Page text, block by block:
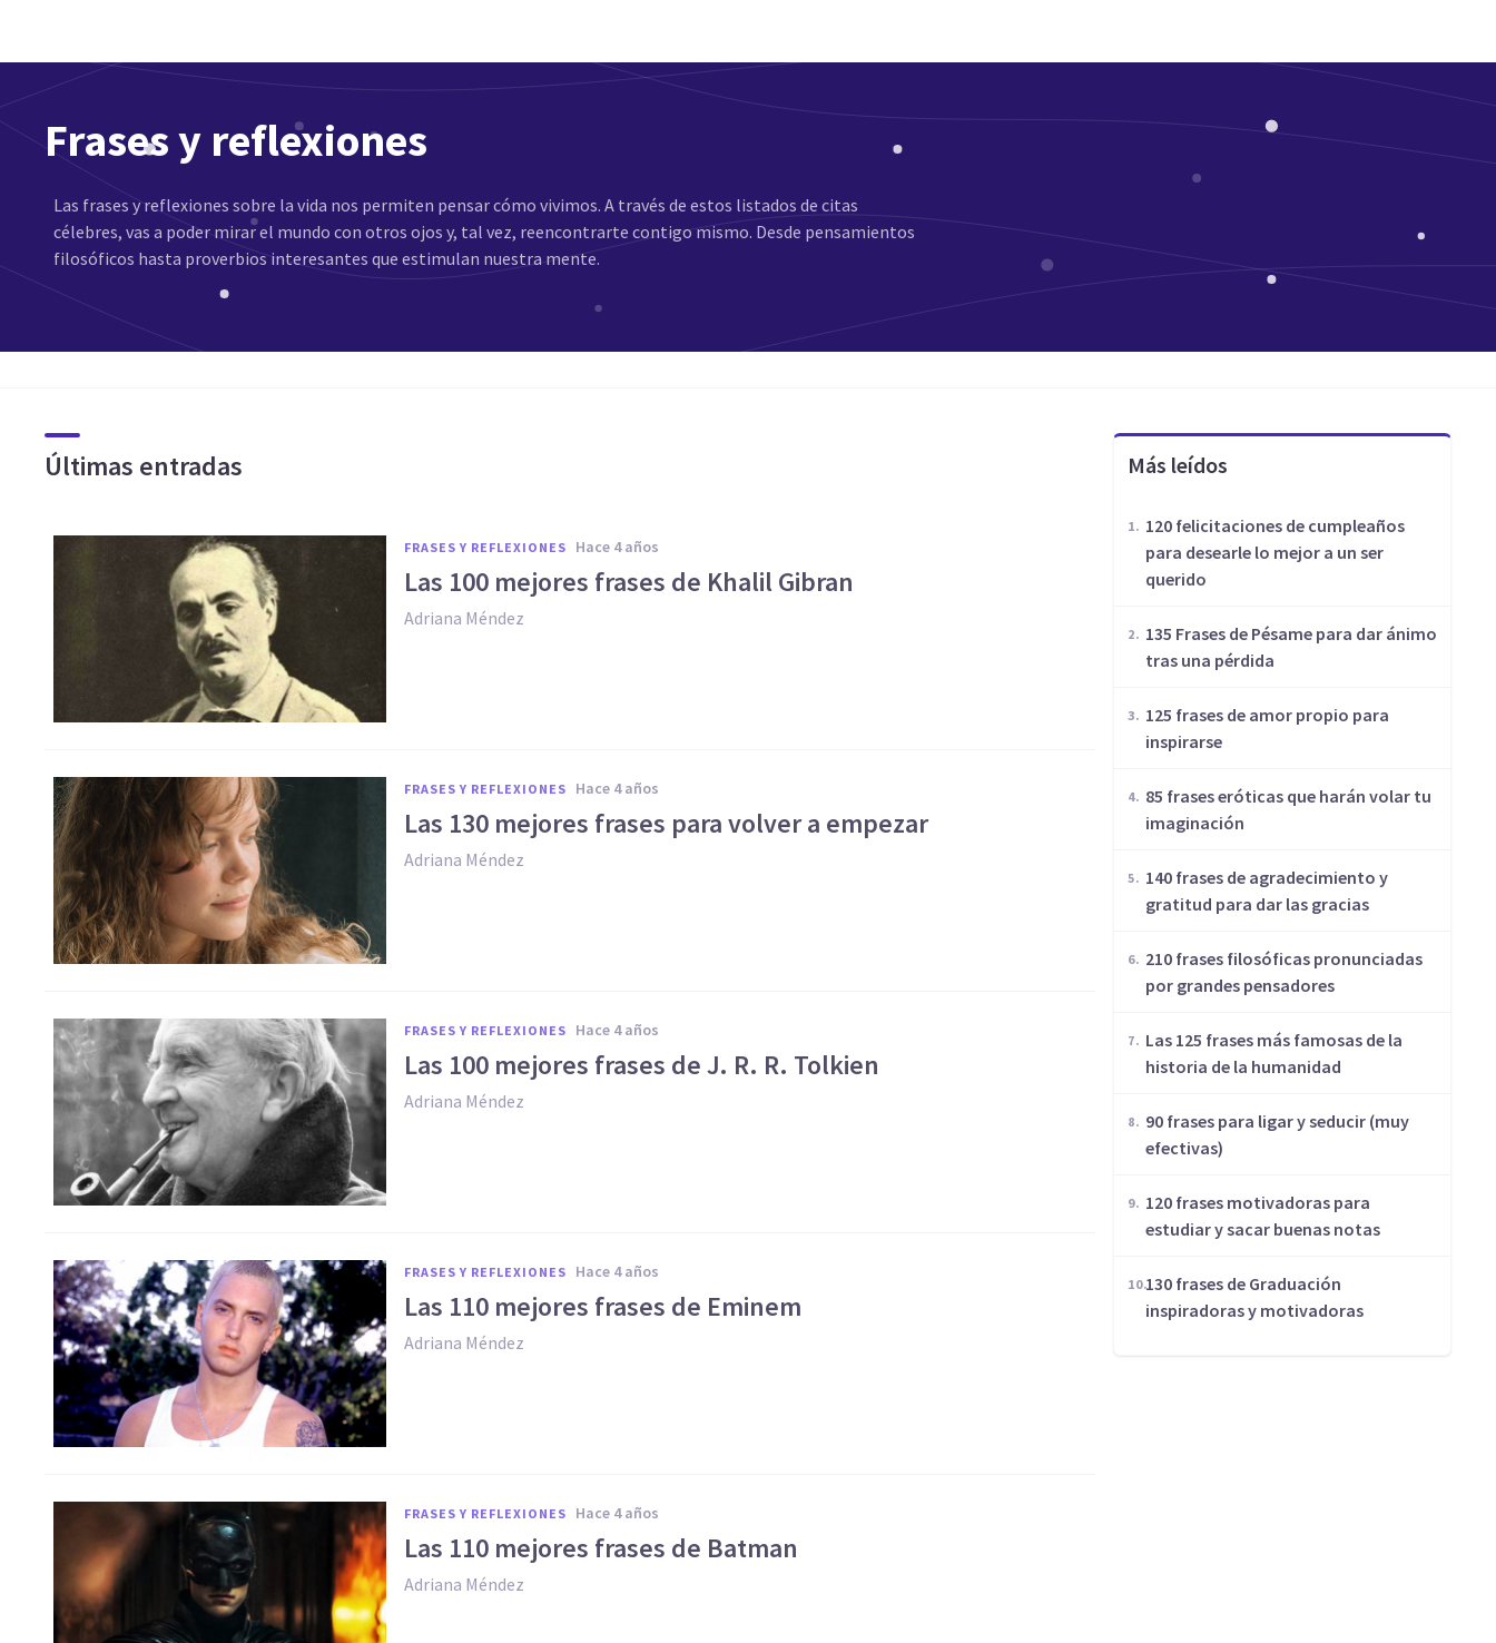
Frases y reflexiones
Las frases y reflexiones sobre la vida nos permiten pensar cómo vivimos. A través de estos listados de citas
célebres, vas a poder mirar el mundo con otros ojos y, tal vez, reencontrarte contigo mismo. Desde pensamientos
filosóficos hasta proverbios interesantes que estimulan nuestra mente.
Últimas entradas
FRASES Y REFLEXIONES hace 4 años
Las 100 mejores frases de Khalil Gibran
Adriana Méndez
FRASES Y REFLEXIONES hace 4 años
Las 130 mejores frases para volver a empezar
Adriana Méndez
FRASES Y REFLEXIONES hace 4 años
Las 100 mejores frases de J. R. R. Tolkien
Adriana Méndez
FRASES Y REFLEXIONES hace 4 años
Las 110 mejores frases de Eminem
Adriana Méndez
FRASES Y REFLEXIONES hace 4 años
Las 110 mejores frases de Batman
Adriana Méndez
Más leídos
120 felicitaciones de cumpleaños
para desearle lo mejor a un ser
querido
135 Frases de Pésame para dar ánimo
tras una pérdida
125 frases de amor propio para
inspirarse
85 frases eróticas que harán volar tu
imaginación
140 frases de agradecimiento y
gratitud para dar las gracias
210 frases filosóficas pronunciadas
por grandes pensadores
Las 125 frases más famosas de la
historia de la humanidad
90 frases para ligar y seducir (muy
efectivas)
120 frases motivadoras para
estudiar y sacar buenas notas
130 frases de Graduación
inspiradoras y motivadoras